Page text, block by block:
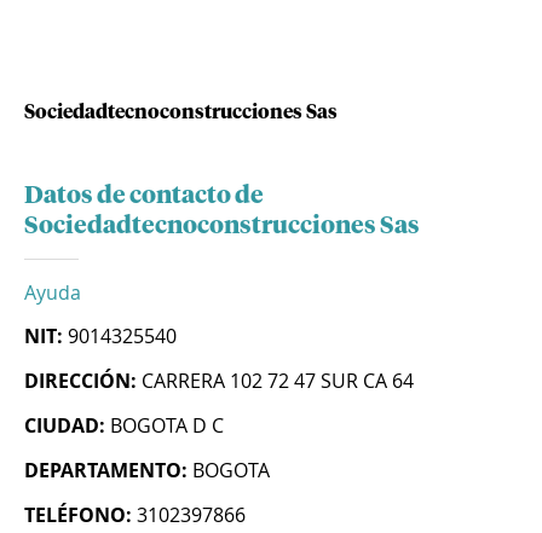
Sociedadtecnoconstrucciones Sas
Datos de contacto de
Sociedadtecnoconstrucciones Sas
Ayuda
NIT: 9014325540
DIRECCIÓN: CARRERA 102 72 47 SUR CA 64
CIUDAD: BOGOTA D C
DEPARTAMENTO: BOGOTA
TELÉFONO: 3102397866